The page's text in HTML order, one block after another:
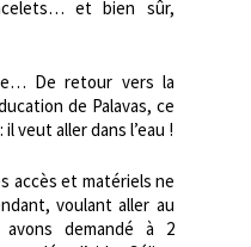
et bien sûr,
De retour vers la
de Palavas, ce
veut aller dans l’eau !
accès et matériels ne
voulant aller au
demandé à 2